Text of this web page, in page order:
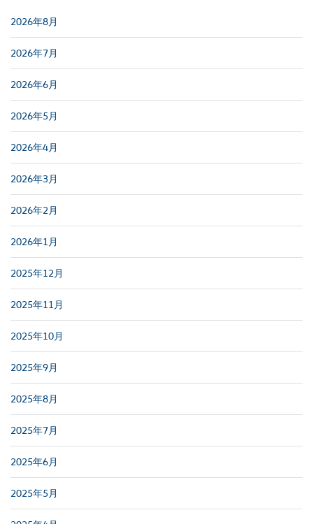
2026年8月
2026年7月
2026年6月
2026年5月
2026年4月
2026年3月
2026年2月
2026年1月
2025年12月
2025年11月
2025年10月
2025年9月
2025年8月
2025年7月
2025年6月
2025年5月